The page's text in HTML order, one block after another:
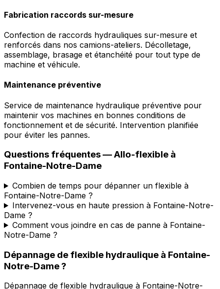
Fabrication raccords sur-mesure
Confection de raccords hydrauliques sur-mesure et
renforcés dans nos camions-ateliers. Décolletage,
assemblage, brasage et étanchéité pour tout type de
machine et véhicule.
Maintenance préventive
Service de maintenance hydraulique préventive pour
maintenir vos machines en bonnes conditions de
fonctionnement et de sécurité. Intervention planifiée
pour éviter les pannes.
Questions fréquentes —Allo-flexible à
Fontaine-Notre-Dame
Combien de temps pour dépanner un flexible à
Fontaine-Notre-Dame ?
Intervenez-vous en haute pression à Fontaine-Notre-
Dame ?
Comment vous joindre en cas de panne à Fontaine-
Notre-Dame ?
Dépannage de flexible hydraulique à Fontaine-
Notre-Dame?
Dépannage de flexible hydraulique à Fontaine-Notre-